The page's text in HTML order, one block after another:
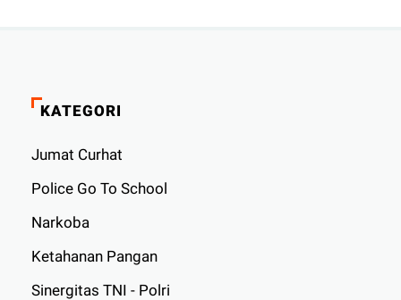
KATEGORI
Jumat Curhat
Police Go To School
Narkoba
Ketahanan Pangan
Sinergitas TNI - Polri